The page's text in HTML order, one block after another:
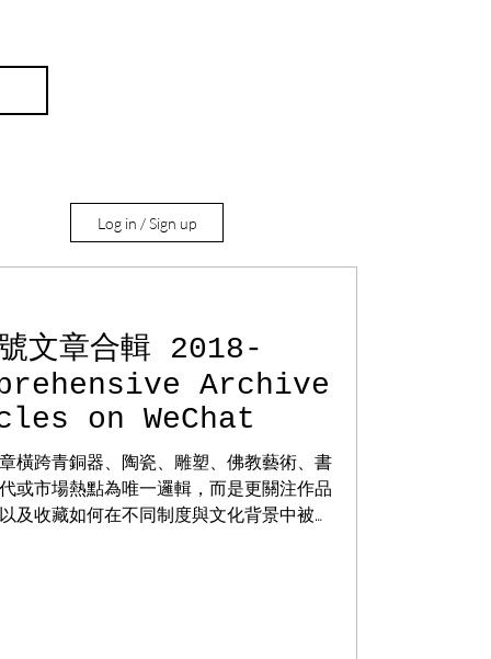
Log in / Sign up
號文章合輯 2018-
Archive
on WeChat
橫跨青銅器、陶瓷、雕塑、佛教藝術、書
或市場熱點為唯一邏輯，而是更關注作品
及收藏如何在不同制度與文化背景中被建